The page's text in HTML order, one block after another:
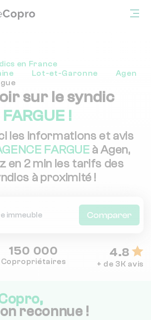
en France
Lot-et-Garonne
Agen
sur le syndic
!
les informations et avis
FARGUE à Agen,
en 2 min les tarifs des
à proximité !
Comparer
150 000
Copropriétaires
4.8
+ de 3K avis
reconnue !